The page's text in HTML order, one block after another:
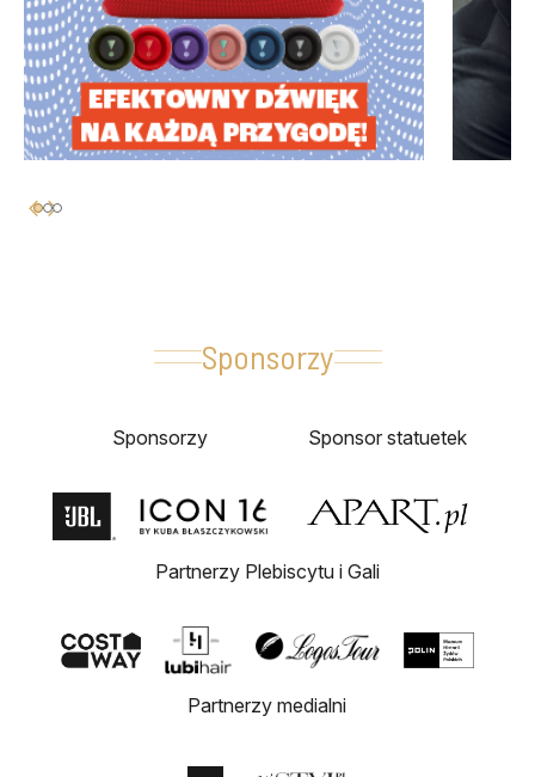
Sponsorzy
Sponsorzy Sponsor statuetek
Partnerzy Plebiscytu i Gali
Partnerzy medialni